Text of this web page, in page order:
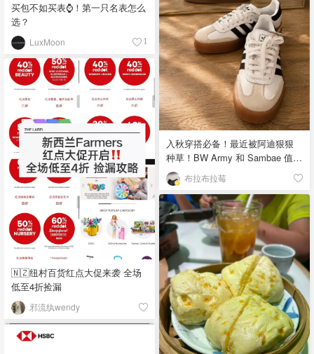
买包不如买表⌚️！第一只名表怎么
选？
LuxMoon 1
入秋穿搭必备！最近被阿迪狠狠
种草！BW Army 和 Sambae 值得
拥有！布拉布拉莓
🇳🇿纽村百货红点大促来袭 全场
低至4折捡漏
邪流纨wendy